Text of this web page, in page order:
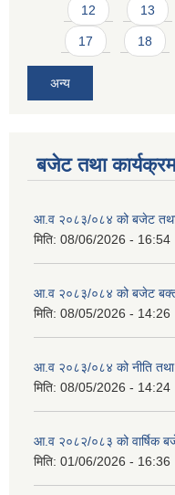
12 13
17 18
अन्य
बजेट तथा कार्यक्रम
आ.व २०८३/०८४ को बजेट तथा
मिति: 08/06/2026 - 16:54
आ.व २०८३/०८४ को बजेट
मिति: 08/05/2026 - 14:26
आ.व २०८३/०८४ को नीति तथा
मिति: 08/05/2026 - 14:24
आ.व २०८२/०८३ को वार्षिक
मिति: 01/06/2026 - 16:36